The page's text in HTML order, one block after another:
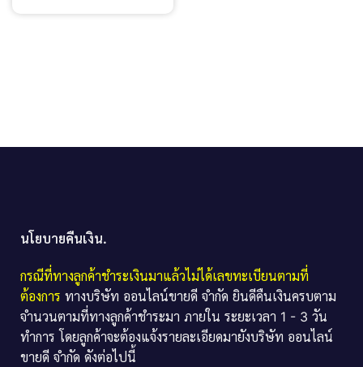
นโยบายคืนเงิน.
กรณีที่ทางลูกค้าชำระเงินมาแล้วไม่ได้เลขทะเบียนตามที่
ต้องการ ทางบริษัท ออนไลน์ขายดี จำกัด ยินดีคืนเงินครบตาม
จำนวนตามที่ทางลูกค้าชำระมา ภายใน ระยะเวลา 1 - 3 วัน
ทำการ โดยลูกค้าจะต้องแจ้งรายละเอียดมายังบริษัท ออนไลน์
ขายดี จำกัด ดังต่อไปนี้